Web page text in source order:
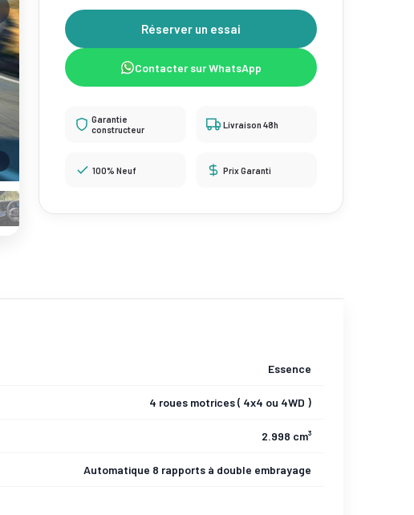
Réserver un essai
Contacter sur WhatsApp
Garantie
constructeur
Livraison 48h
100% Neuf Prix Garanti
Essence
4 roues motrices ( 4x4 ou 4WD )
2.998 cm³
Automatique 8 rapports à double embrayage